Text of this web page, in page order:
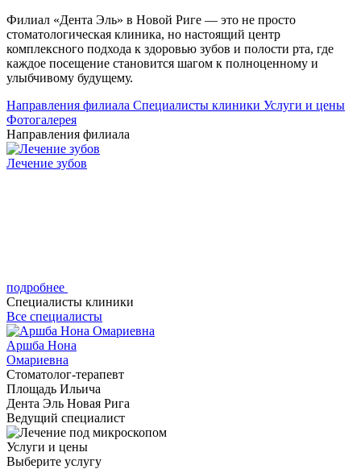
Филиал «Дента Эль» в Новой Риге — это не просто
стоматологическая клиника, но настоящий центр
комплексного подхода к здоровью зубов и полости рта, где
каждое посещение становится шагом к полноценному и
улыбчивому будущему.
Направления филиала Cпециалисты клиники Услуги и цены
Фотогалерея
Направления филиала
Лечение зубов
подробнее
Cпециалисты клиники
Все специалисты
Аршба Нона
Омариевна
Cтоматолог-терапевт
Площадь Ильича
Дента Эль Новая Рига
Ведущий специалист
Услуги и цены
Выберите услугу